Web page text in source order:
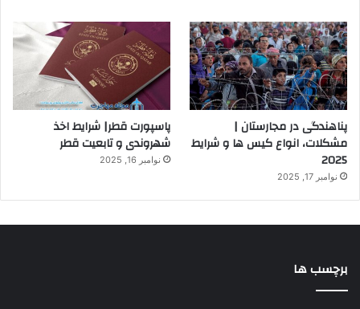
پناهندگی در مجارستان |
مشکلات، انواع کیس ها و شرایط
2025
نوامبر 17, 2025
پاسپورت قطر| شرایط اخذ
شهروندی و تابعیت قطر
نوامبر 16, 2025
برچسب ها